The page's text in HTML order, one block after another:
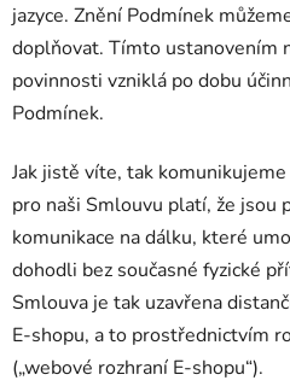
jazyce. Znění Podmínek
doplňovat. Tímto ustanovením
povinnosti vzniklá po dobu
Podmínek.
Jak jistě víte, tak
pro naši Smlouvu platí, že jsou
komunikace na dálku, které
dohodli bez současné fyzické
Smlouva je tak uzavřena
E-shopu, a to prostřednictvím
(„webové rozhraní E-shopu“).